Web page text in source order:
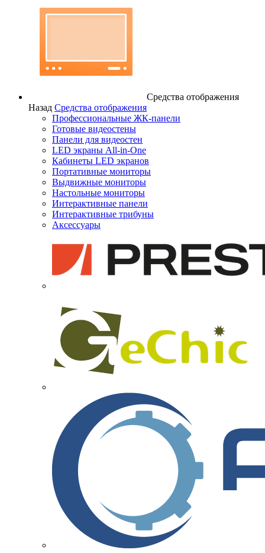
Средства отображения
Назад Средства отображения
Профессиональные ЖК-панели
Готовые видеостены
Панели для видеостен
LED экраны All-in-One
Кабинеты LED экранов
Портативные мониторы
Выдвижные мониторы
Настольные мониторы
Интерактивные панели
Интерактивные трибуны
Аксессуары